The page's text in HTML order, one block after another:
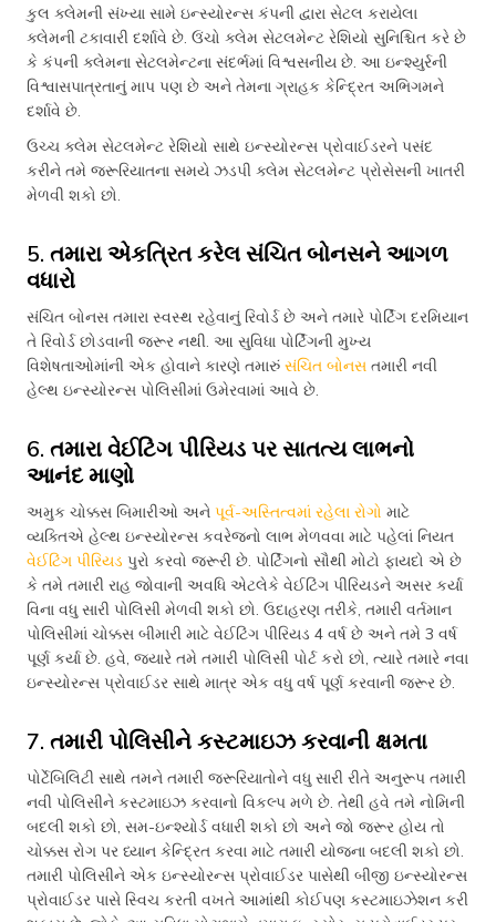
કુલ ક્લેમની સંખ્યા સામે ઇન્સ્યોરન્સ કંપની દ્વારા સેટલ કરાયેલા
ક્લેમની ટકાવારી દર્શાવે છે. ઉંચો ક્લેમ સેટલમેન્ટ રેશિયો સુનિશ્ચિત કરે છે
કે કંપની ક્લેમના સેટલમેન્ટના સંદર્ભમાં વિશ્વસનીય છે. આ ઇન્શ્યુર્રની
વિશ્વાસપાત્રતાનું માપ પણ છે અને તેમના ગ્રાહક કેન્દ્રિત અભિગમને
દર્શાવે છે.
ઉચ્ચ ક્લેમ સેટલમેન્ટ રેશિયો સાથે ઇન્સ્યોરન્સ પ્રોવાઈડરને પસંદ
કરીને તમે જરૂરિયાતના સમયે ઝડપી ક્લેમ સેટલમેન્ટ પ્રોસેસની ખાતરી
મેળવી શકો છો.
5. તમારા એકત્રિત કરેલ સંચિત બોનસને આગળ
વધારો
સંચિત બોનસ તમારા સ્વસ્થ રહેવાનું રિવોર્ડ છે અને તમારે પોર્ટિંગ દરમિયાન
તે રિવોર્ડ છોડવાની જરૂર નથી. આ સુવિધા પોર્ટિંગની મુખ્ય
વિશેષતાઓમાંની એક હોવાને કારણે તમારું સંચિત બોનસ તમારી નવી
હેલ્થ ઇન્સ્યોરન્સ પોલિસીમાં ઉમેરવામાં આવે છે.
6. તમારા વેઈટિંગ પીરિયડ પર સાતત્ય લાભનો
આનંદ માણો
અમુક ચોક્કસ બિમારીઓ અને પૂર્વ-અસ્તિત્વમાં રહેલા રોગો માટે
વ્યક્તિએ હેલ્થ ઇન્સ્યોરન્સ કવરેજનો લાભ મેળવવા માટે પહેલાં નિયત
વેઈટિંગ પીરિયડ પુરો કરવો જરૂરી છે. પોર્ટિંગનો સૌથી મોટો ફાયદો એ છે
કે તમે તમારી રાહ જોવાની અવધિ એટલેકે વેઈટિંગ પીરિયડને અસર કર્યા
વિના વધુ સારી પોલિસી મેળવી શકો છો. ઉદાહરણ તરીકે, તમારી વર્તમાન
પોલિસીમાં ચોક્કસ બીમારી માટે વેઈટિંગ પીરિયડ 4 વર્ષ છે અને તમે 3 વર્ષ
પૂર્ણ કર્યા છે. હવે, જ્યારે તમે તમારી પોલિસી પોર્ટ કરો છો, ત્યારે તમારે નવા
ઇન્સ્યોરન્સ પ્રોવાઈડર સાથે માત્ર એક વધુ વર્ષ પૂર્ણ કરવાની જરૂર છે.
7. તમારી પોલિસીને કસ્ટમાઇઝ કરવાની ક્ષમતા
પોર્ટેબિલિટી સાથે તમને તમારી જરૂરિયાતોને વધુ સારી રીતે અનુરૂપ તમારી
નવી પોલિસીને કસ્ટમાઇઝ કરવાનો વિકલ્પ મળે છે. તેથી હવે તમે નોમિની
બદલી શકો છો, સમ-ઇન્શ્યોર્ડ વધારી શકો છો અને જો જરૂર હોય તો
ચોક્કસ રોગ પર ધ્યાન કેન્દ્રિત કરવા માટે તમારી યોજના બદલી શકો છો.
તમારી પોલિસીને એક ઇન્સ્યોરન્સ પ્રોવાઈડર પાસેથી બીજી ઇન્સ્યોરન્સ
પ્રોવાઈડર પાસે સ્વિચ કરતી વખતે આમાંથી કોઈપણ કસ્ટમાઇઝેશન કરી